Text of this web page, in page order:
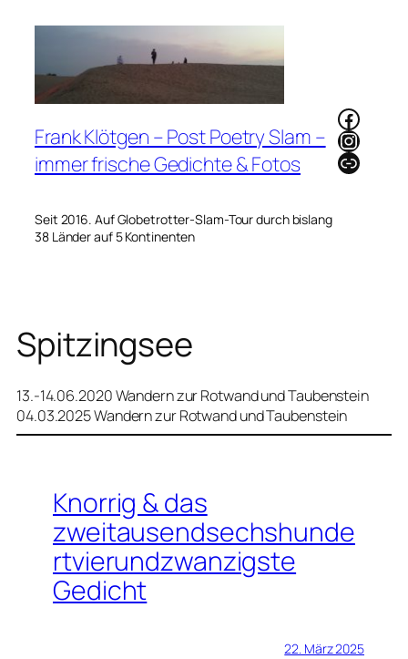
Frank Klötgen – Post Poetry Slam –
immer frische Gedichte & Fotos
Seit 2016. Auf Globetrotter-Slam-Tour durch bislang
38 Länder auf 5 Kontinenten
Link
Spitzingsee
13.-14.06.2020 Wandern zur Rotwand und Taubenstein
04.03.2025 Wandern zur Rotwand und Taubenstein
Knorrig & das
zweitausendsechshunde
rtvierundzwanzigste
Gedicht
22. März 2025